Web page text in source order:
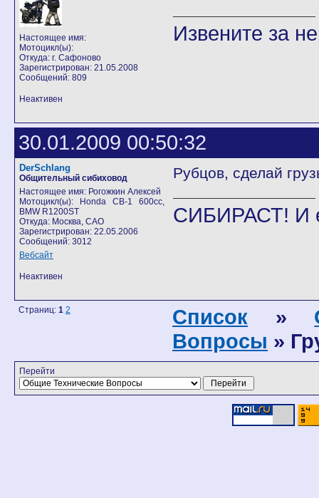
Настоящее имя:
Мотоцикл(ы):
Откуда: г. Сафоново
Зарегистрирован: 21.05.2008
Сообщений: 809
Извените за
Неактивен
30.01.2009 00:50:32
DerSchlang
Общительный сибиховод
Настоящее имя: Рогожкин Алексей
Мотоцикл(ы): Honda CB-1 600cc,
BMW R1200ST
Откуда: Москва, САО
Зарегистрирован: 22.05.2006
Сообщений: 3012
Вебсайт
Рубцов, сделай
СИБИРАСТ! И
Неактивен
Страниц: 1 2 Список »
Вопросы »
Перейти